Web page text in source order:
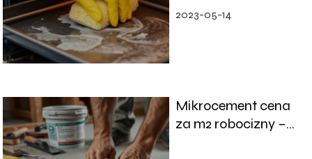
i porady
2023-05-14
Mikrocement cena
za m2 robocizny –